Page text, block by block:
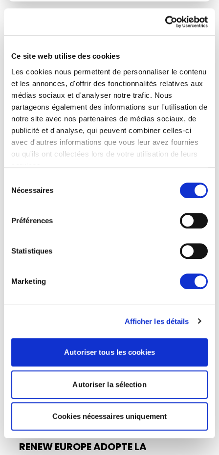
Ce site web utilise des cookies
Les cookies nous permettent de personnaliser le contenu
et les annonces, d'offrir des fonctionnalités relatives aux
médias sociaux et d'analyser notre trafic. Nous
partageons également des informations sur l'utilisation de
notre site avec nos partenaires de médias sociaux, de
publicité et d'analyse, qui peuvent combiner celles-ci
avec d'autres informations que vous leur avez fournies
ou qu'ils ont collectées lors de votre utilisation de leurs
Nécessaires
Préférences
Statistiques
Marketing
Afficher les détails
Autoriser tous les cookies
Autoriser la sélection
Cookies nécessaires uniquement
ARTICLES LIÉS
PROTECTION DE L'ARGENT DES
Actualités
Parlement européen doit appliquer ses règles
14/07/2026
RENEW EUROPE ADOPTE LA
Actualités